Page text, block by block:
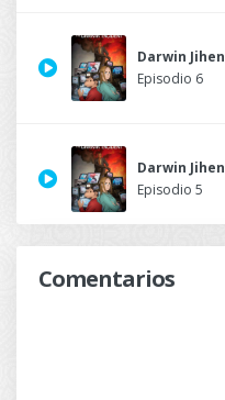
Darwin Jihen
Episodio 6
Darwin Jihen
Episodio 5
Darwin Jihen
Comentarios